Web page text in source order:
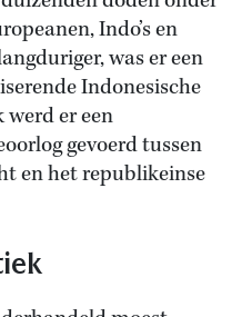
Indo’s en
was er een
Indonesische
werd er een
gevoerd tussen
en het republikeinse